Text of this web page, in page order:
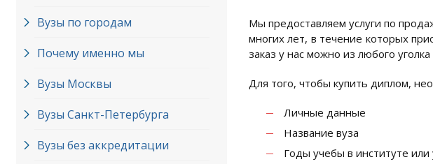
Вузы по городам
Почему именно мы
Вузы Москвы
Вузы Cанкт-Петербурга
Вузы без аккредитации
Мы предоставляем услуги по
многих лет, в течение которых
заказ у нас можно из любого уголка
Для того, чтобы купить диплом,
Личные данные
Название вуза
Годы учебы в институте или